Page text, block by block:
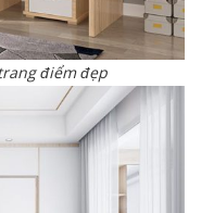
điểm đẹp